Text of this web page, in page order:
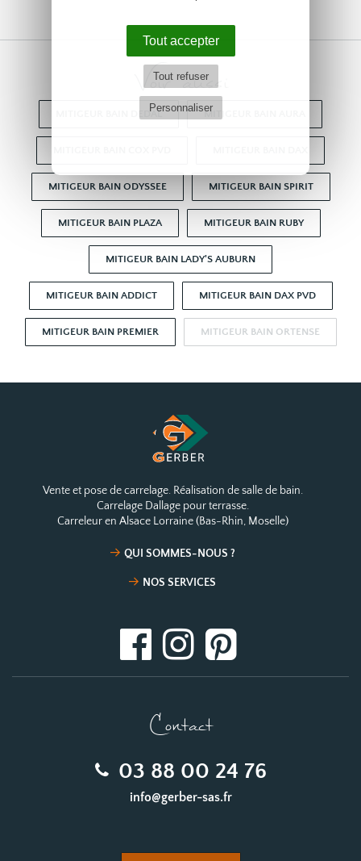
Tout accepter
Tout refuser
Personnaliser
Voir aussi
MITIGEUR BAIN DEDAL MITIGEUR BAIN AURA
MITIGEUR BAIN ODYSSEE MITIGEUR BAIN SPIRIT
MITIGEUR BAIN PLAZA MITIGEUR BAIN RUBY
MITIGEUR BAIN LADY'S AUBURN
MITIGEUR BAIN ADDICT MITIGEUR BAIN DAX PVD
MITIGEUR BAIN PREMIER MITIGEUR BAIN ORTENSE
Vente et pose de carrelage. Réalisation de salle de bain.
Carrelage Dallage pour terrasse.
Carreleur en Alsace Lorraine (Bas-Rhin, Moselle)
QUI SOMMES-NOUS ?
NOS SERVICES
Contact
03 88 00 24 76
info@gerber-sas.fr